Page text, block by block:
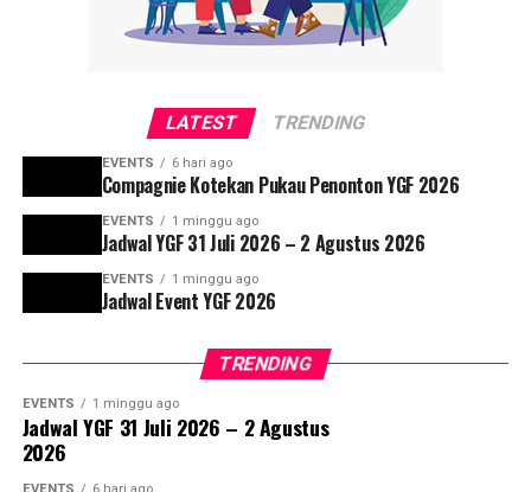
LATEST TRENDING
EVENTS 6 hari ago
Compagnie Kotekan Pukau Penonton YGF 2026
EVENTS 1 minggu ago
Jadwal YGF 31 Juli 2026 – 2 Agustus 2026
EVENTS 1 minggu ago
Jadwal Event YGF 2026
TRENDING
EVENTS 1 minggu ago
Jadwal YGF 31 Juli 2026 – 2 Agustus
2026
EVENTS 6 hari ago